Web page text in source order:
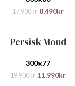
17,900kr 8,490kr
Persisk Moud
300x77
19,900kr 11,990kr